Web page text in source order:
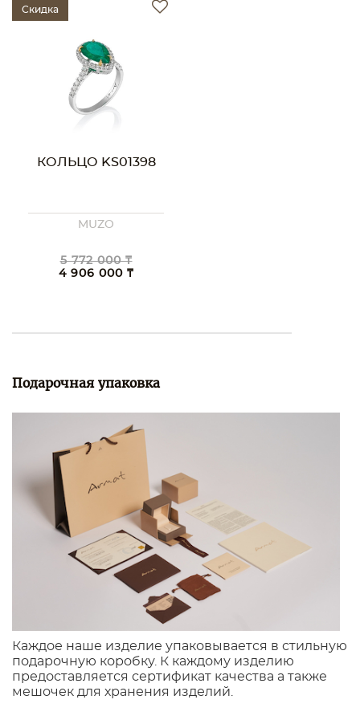
Скидка
КОЛЬЦО KS01398
MUZO
5 772 000 ₸
4 906 000 ₸
Подарочная упаковка
Каждое наше изделие упаковывается в стильную
подарочную коробку. К каждому изделию
предоставляется сертификат качества а также
мешочек для хранения изделий.